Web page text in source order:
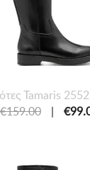
Tamaris
€159.00
|